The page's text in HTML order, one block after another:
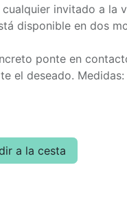
invitado a la
disponible en dos
ponte en
el deseado.
a la cesta